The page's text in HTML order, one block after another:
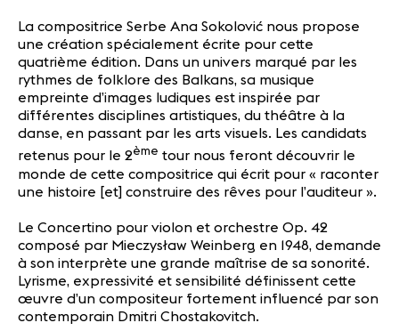
A propos
Mentions
légales
Contact
La compositrice Serbe Ana Sokolović nous propose
une création spécialement écrite pour cette
quatrième édition. Dans un univers marqué par les
rythmes de folklore des Balkans, sa musique
empreinte d’images ludiques est inspirée par
différentes disciplines artistiques, du théâtre à la
danse, en passant par les arts visuels. Les candidats
retenus pour le 2ème tour nous feront découvrir le
monde de cette compositrice qui écrit pour « raconter
une histoire [et] construire des rêves pour l’auditeur ».
Le Concertino pour violon et orchestre Op. 42
composé par Mieczysław Weinberg en 1948, demande
à son interprète une grande maîtrise de sa sonorité.
Lyrisme, expressivité et sensibilité définissent cette
œuvre d’un compositeur fortement influencé par son
contemporain Dmitri Chostakovitch.